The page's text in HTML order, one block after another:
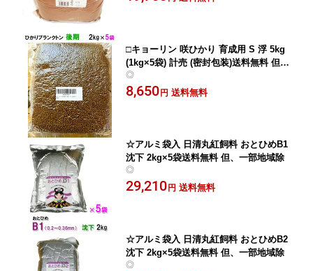
□キョーリン 咲ひかり 育成用 S 浮 5kg
(1kg×5袋) 計売 (密封包装)送料無料 但、
一部地域除 2点目より300円引
◎
8,650 円 送料無料
☆アルミ袋入 日清丸紅飼料 おとひめB1
沈下 2kg×5袋送料無料 但、一部地域除
◎
29,210 円 送料無料
☆アルミ袋入 日清丸紅飼料 おとひめB2
沈下 2kg×5袋送料無料 但、一部地域除
◎